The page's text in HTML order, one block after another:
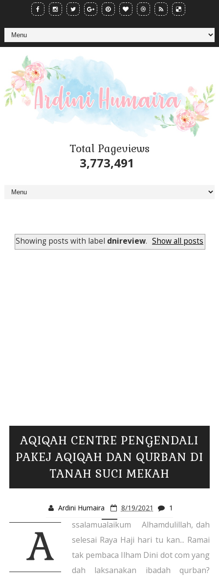
Total Pageviews
3,773,491
Showing posts with label dnireview. Show all posts
AQIQAH CENTRE PENGENDALI
PAKEJ AQIQAH DAN QURBAN DI
TANAH SUCI MEKAH
Ardini Humaira 8/19/2021 1
A
ssalamualaikum Alhamdulillah, dah
selesai Raya Haji hari tu kan... Ramai
tak pembaca Ilham Dini dot com yang
dah laksanakan ibadah qurban?